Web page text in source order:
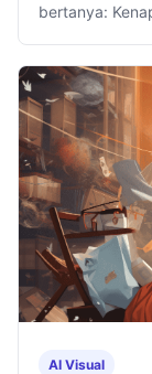
bertanya:
AI Visual